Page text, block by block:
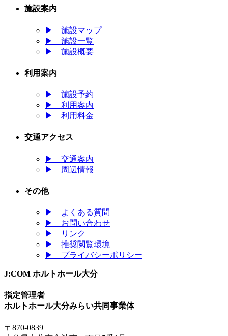
施設案内
▶ 施設マップ
▶ 施設一覧
▶ 施設概要
利用案内
▶ 施設予約
▶ 利用案内
▶ 利用料金
交通アクセス
▶ 交通案内
▶
周辺情報
その他
▶
よくある質問
▶ お問い合わせ
▶
リンク
▶ 推奨閲覧環境
▶ プライバシーポリシー
J:COM ホルトホール大分
指定管理者
ホルトホール大分みらい共同事業体
〒870-0839